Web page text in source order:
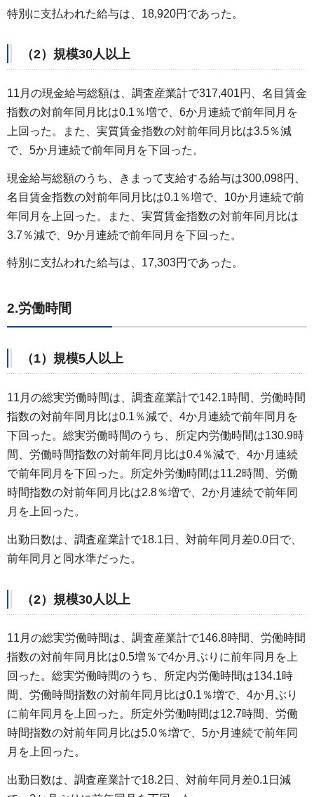
特別に支払われた給与は、18,920円であった。
（2）規模30人以上
11月の現金給与総額は、調査産業計で317,401円、名目賃金
指数の対前年同月比は0.1％増で、6か月連続で前年同月を
上回った。また、実質賃金指数の対前年同月比は3.5％減
で、5か月連続で前年同月を下回った。
現金給与総額のうち、きまって支給する給与は300,098円、
名目賃金指数の対前年同月比は0.1％増で、10か月連続で前
年同月を上回った。また、実質賃金指数の対前年同月比は
3.7％減で、9か月連続で前年同月を下回った。
特別に支払われた給与は、17,303円であった。
2.労働時間
（1）規模5人以上
11月の総実労働時間は、調査産業計で142.1時間、労働時間
指数の対前年同月比は0.1％減で、4か月連続で前年同月を
下回った。総実労働時間のうち、所定内労働時間は130.9時
間、労働時間指数の対前年同月比は0.4％減で、4か月連続
で前年同月を下回った。所定外労働時間は11.2時間、労働
時間指数の対前年同月比は2.8％増で、2か月連続で前年同
月を上回った。
出勤日数は、調査産業計で18.1日、対前年同月差0.0日で、
前年同月と同水準だった。
（2）規模30人以上
11月の総実労働時間は、調査産業計で146.8時間、労働時間
指数の対前年同月比は0.5増％で4か月ぶりに前年同月を上
回った。総実労働時間のうち、所定内労働時間は134.1時
間、労働時間指数の対前年同月比は0.1％増で、4か月ぶり
に前年同月を上回った。所定外労働時間は12.7時間、労働
時間指数の対前年同月比は5.0％増で、5か月連続で前年同
月を上回った。
出勤日数は、調査産業計で18.2日、対前年同月差0.1日減